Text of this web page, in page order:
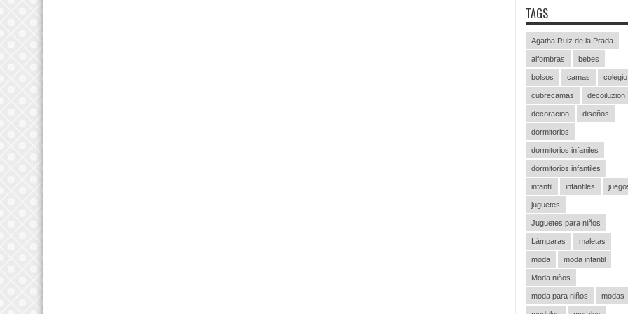
TAGS
Agatha Ruiz de la Prada
alfombras bebes
bolsos camas colegio
cubrecamas decoiluzion
decoracion diseños
dormitorios
dormitorios infaniles
dormitorios infantiles
infantil infantiles
juguetes
Juguetes para niños
Lámparas maletas
moda moda infantil
Moda niños
moda para niños modas